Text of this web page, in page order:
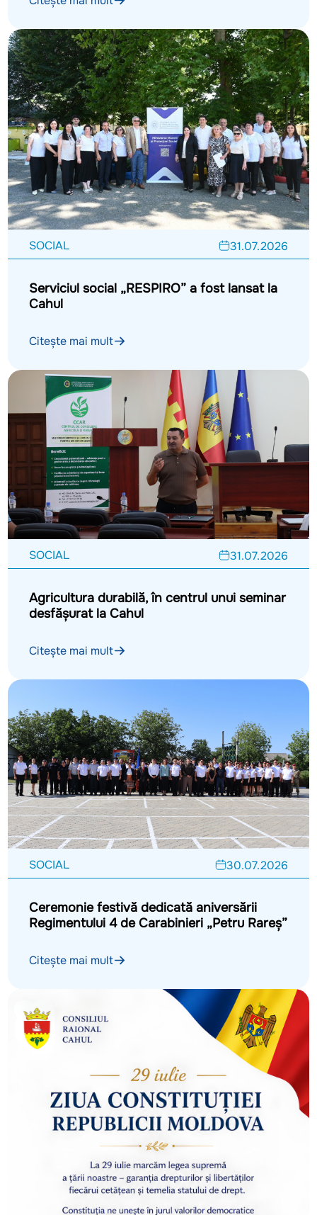
SOCIAL 31.07.2026
Serviciul social „RESPIRO” a fost lansat la
Cahul
Citește mai mult
SOCIAL 31.07.2026
Agricultura durabilă, în centrul unui seminar
desfășurat la Cahul
Citește mai mult
SOCIAL 30.07.2026
Ceremonie festivă dedicată aniversării
Regimentului 4 de Carabinieri „Petru Rareș”
Citește mai mult